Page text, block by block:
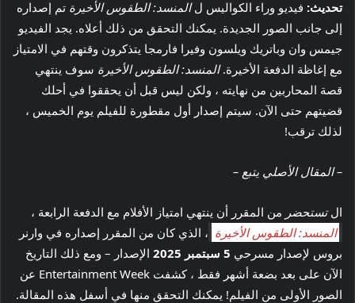
تحديث: فيديو وراء الكواليس لالمنسد: الطقوس الأخيرة تم إصداره
إلى جانب الصور الجديدة. يمكنك التحقق من ذلك أعلاه. يجد الفيديو
جيمس وان وباتريك ويلسون وفيرا فارمجا يتذكرون وقتهم في الامتياز
مع إغاظة الدفعة الأخيرة.المنسد: الطقوس الأخيرة سوف ينتهي
قصة المحاربين من نهايته ، ولكن ليس قبل أن يحققوا في أحلك
قضيتهم حتى الآن. سيتم إصدار أول مقطورة للفيلم يوم الخميس ،
لذلك ترقب!
– المقال الأصلي يتبع –
التستحضر من المقرر أن ينتهي امتياز الأفلام مع الدفعة الرابعة ،
المنسد: الطقوس الأخيرة ، الذي كان من المقرر إصداره في وارنر
بروس لإصدار مسرحي 5 سبتمبر 2025
الإصدار – ومع ذلك التاريخ
الآن على بعد بضعة أشهر فقط ، كشفت Entertainment Week عن
الصور الأولى من الفيلم! يمكنك التحقق منها في أسفل هذه المقالة.